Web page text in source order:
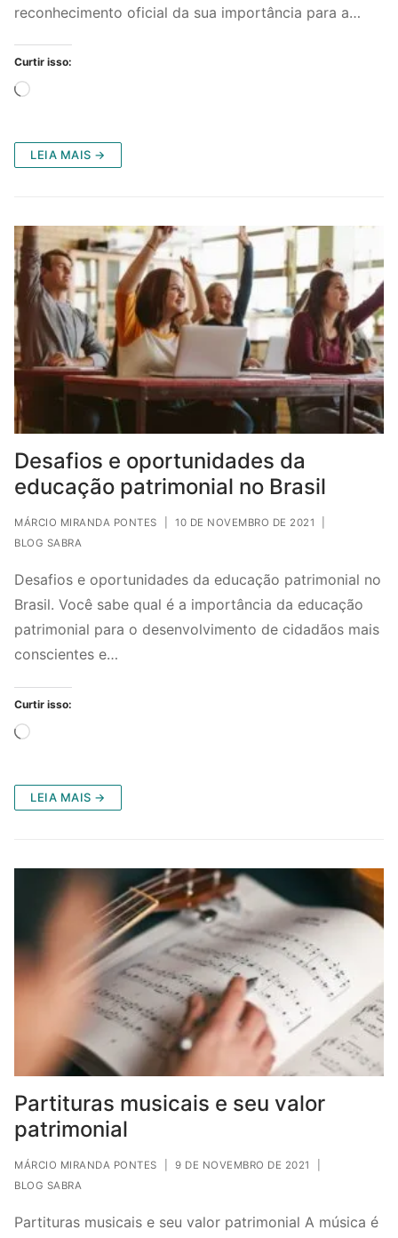
reconhecimento oficial da sua importância para a…
Curtir isso:
Carregando...
LEIA MAIS →
Desafios e oportunidades da
educação patrimonial no Brasil
MÁRCIO MIRANDA PONTES 10 DE NOVEMBRO DE 2021
BLOG SABRA
Desafios e oportunidades da educação patrimonial no
Brasil. Você sabe qual é a importância da educação
patrimonial para o desenvolvimento de cidadãos mais
conscientes e…
Curtir isso:
Carregando...
LEIA MAIS →
Partituras musicais e seu valor
patrimonial
MÁRCIO MIRANDA PONTES 9 DE NOVEMBRO DE 2021
BLOG SABRA
Partituras musicais e seu valor patrimonial A música é